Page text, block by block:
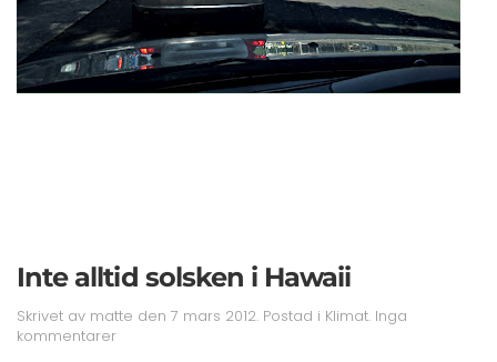
Inte alltid solsken i Hawaii
Skrivet av matte den 7 mars 2012. Postad i Klimat. Inga
kommentarertill